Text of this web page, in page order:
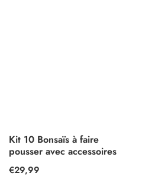
Kit 10 Bonsaïs à faire
pousser avec accessoires
Prix
€29,99